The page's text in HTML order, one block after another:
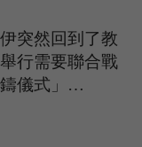
突然回到了教
行需要聯合戰
儀式」 …